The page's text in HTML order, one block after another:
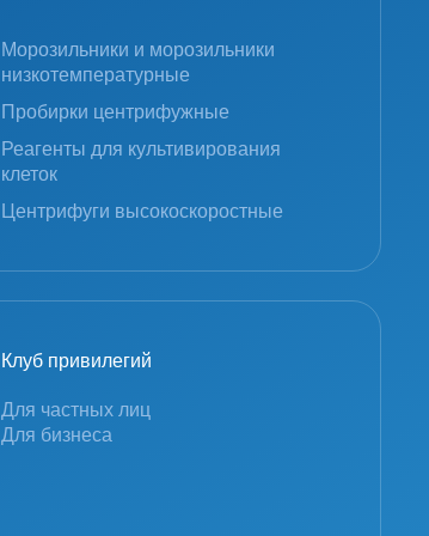
Морозильники и морозильники
низкотемпературные
Пробирки центрифужные
Реагенты для культивирования
клеток
Центрифуги высокоскоростные
Клуб привилегий
Для частных лиц
Для бизнеса